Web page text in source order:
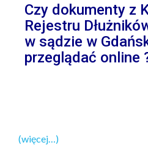
Czy dokumenty z
Rejestru
w sądzie w
przeglądać online
(więcej…)